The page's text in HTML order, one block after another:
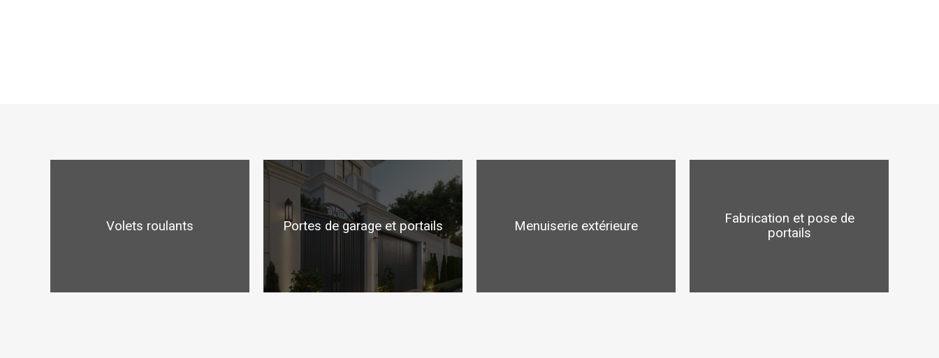
Volets roulants Portes de garage et portails Menuiserie extérieure
Fabrication et pose de
portails